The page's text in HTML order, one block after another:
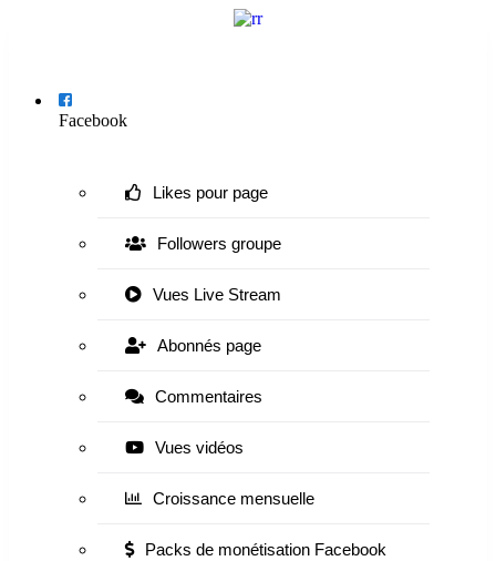
Facebook
Likes pour page
Followers groupe
Vues Live Stream
Abonnés page
Commentaires
Vues vidéos
Croissance mensuelle
Packs de monétisation Facebook